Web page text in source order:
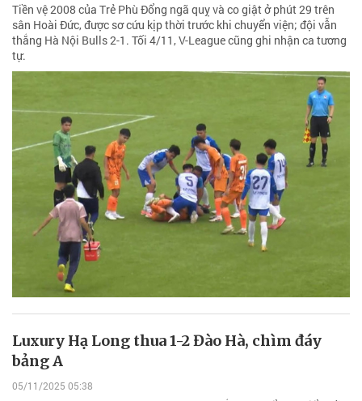
Tiền vệ 2008 của Trẻ Phù Đổng ngã quỵ và co giật ở phút 29 trên
sân Hoài Đức, được sơ cứu kịp thời trước khi chuyển viện; đội vẫn
thắng Hà Nội Bulls 2-1. Tối 4/11, V-League cũng ghi nhận ca tương
tự.
Luxury Hạ Long thua 1-2 Đào Hà, chìm đáy
bảng A
05/11/2025 05:38